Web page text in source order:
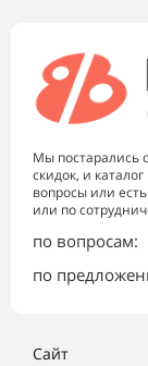
Мы постарались
скидок, и
вопросы или
или по
по вопросам:
по
Сайт